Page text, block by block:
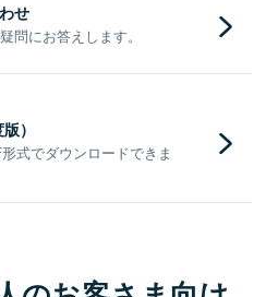
せ
問にお答えします。
）
式でダウンロードできま